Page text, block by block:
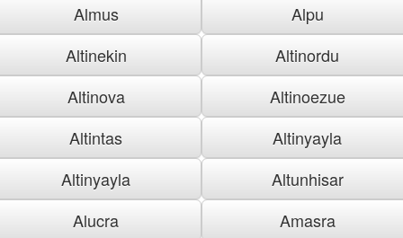
Almus
Alpu
Altinekin
Altinordu
Altinova
Altinoezue
Altintas
Altinyayla
Altinyayla
Altunhisar
Alucra
Amasra